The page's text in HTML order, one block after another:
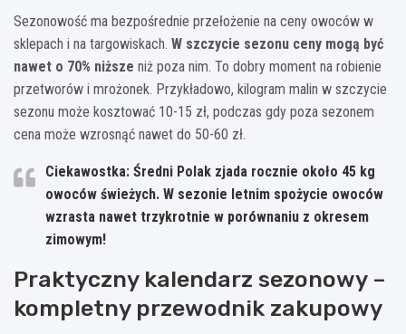
Sezonowość ma bezpośrednie przełożenie na ceny owoców w
sklepach i na targowiskach. W szczycie sezonu ceny mogą być
nawet o 70% niższe niż poza nim. To dobry moment na robienie
przetworów i mrożonek. Przykładowo, kilogram malin w szczycie
sezonu może kosztować 10-15 zł, podczas gdy poza sezonem
cena może wzrosnąć nawet do 50-60 zł.
Ciekawostka: Średni Polak zjada rocznie około 45 kg
owoców świeżych. W sezonie letnim spożycie owoców
wzrasta nawet trzykrotnie w porównaniu z okresem
zimowym!
Praktyczny kalendarz sezonowy –
kompletny przewodnik zakupowy